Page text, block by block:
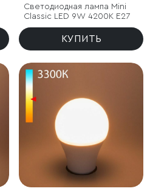
Светодиодная лампа Mini
Classic LED 9W 4200K E27
КУПИТЬ